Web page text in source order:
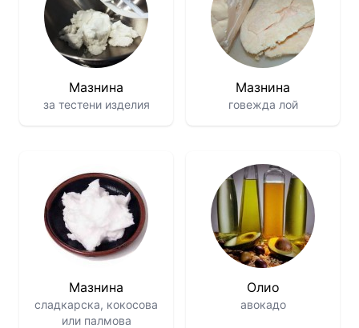
Мазнина
за тестени изделия
Мазнина
говежда лой
Мазнина
сладкарска, кокосова
или палмова
Олио
авокадо